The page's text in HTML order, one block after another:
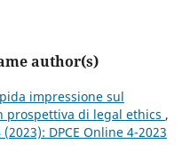
author(s)
impressione sul
prospettiva di legal ethics ,
DPCE Online 4-2023